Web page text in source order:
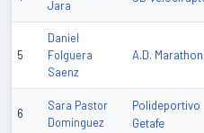
Jara
5
Daniel
Folguera
Saenz
A.D. Marathon
6
Sara Pastor
Dominguez
Polideportivo
Getafe